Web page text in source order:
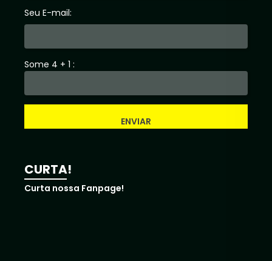
Seu E-mail:
Some 4 + 1 :
ENVIAR
CURTA!
Curta nossa Fanpage!